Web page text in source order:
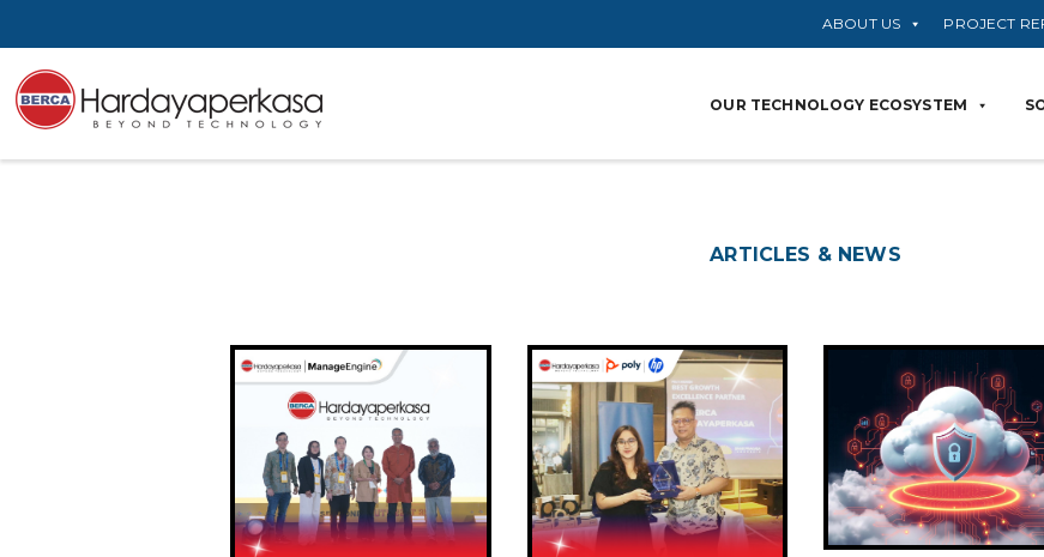
ABOUT US PROJECT
OUR TECHNOLOGY ECOSYSTEM
ARTICLES & NEWS